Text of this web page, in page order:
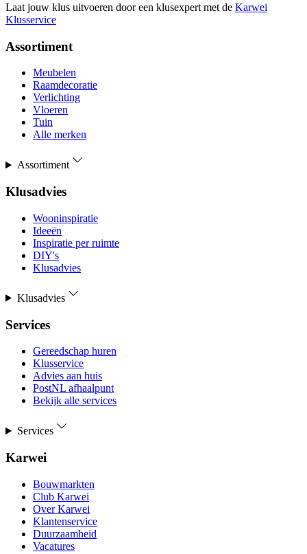
Laat jouw klus uitvoeren door een klusexpert met de Karwei
Klusservice
Assortiment
Meubelen
Raamdecoratie
Verlichting
Vloeren
Tuin
Alle merken
Assortiment
Klusadvies
Wooninspiratie
Ideeën
Inspiratie per ruimte
DIY's
Klusadvies
Klusadvies
Services
Gereedschap huren
Klusservice
Advies aan huis
PostNL afhaalpunt
Bekijk alle services
Services
Karwei
Bouwmarkten
Club Karwei
Over Karwei
Klantenservice
Duurzaamheid
Vacatures